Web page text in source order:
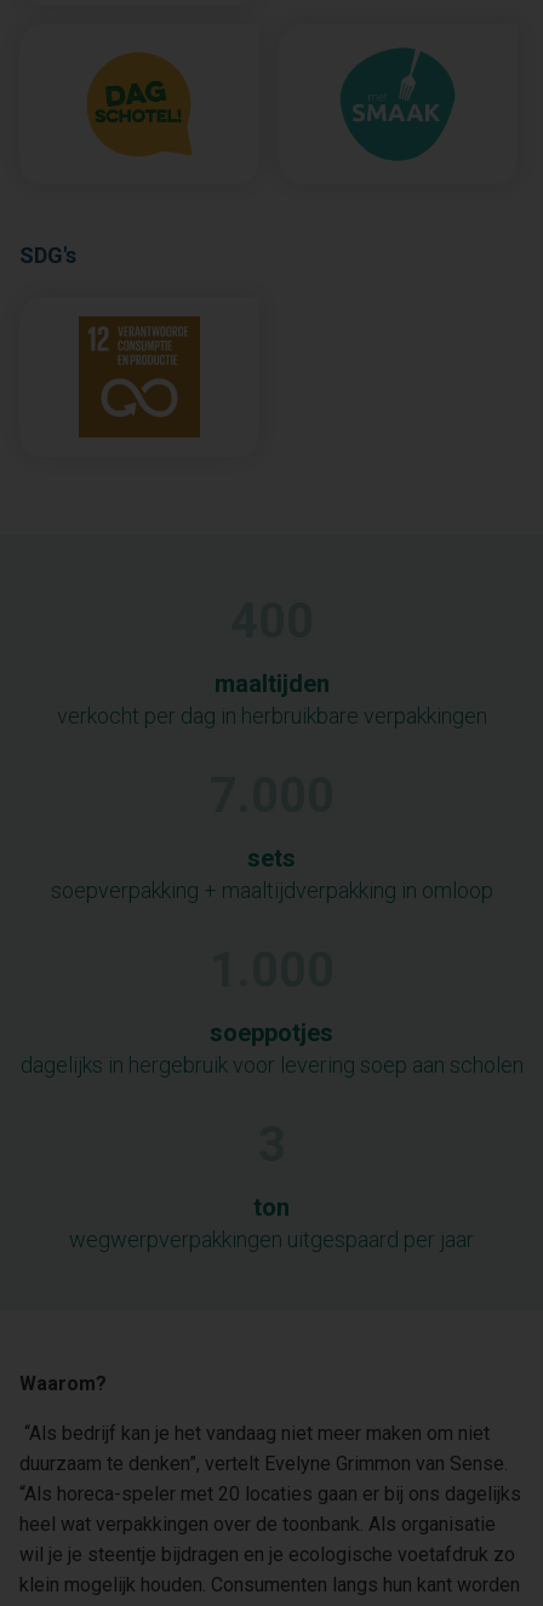
SDG's
maaltijden
verkocht per dag in herbruikbare verpakkingen
sets
soepverpakking + maaltijdverpakking in omloop
soeppotjes
dagelijks in hergebruik voor levering soep aan scholen
ton
wegwerpverpakkingen uitgespaard per jaar
Waarom?
“Als bedrijf kan je het vandaag niet meer maken om niet
duurzaam te denken”, vertelt Evelyne Grimmon van Sense.
“Als horeca-speler met 20 locaties gaan er bij ons dagelijks
heel wat verpakkingen over de toonbank. Als organisatie
wil je je steentje bijdragen en je ecologische voetafdruk zo
klein mogelijk houden. Consumenten langs hun kant worden